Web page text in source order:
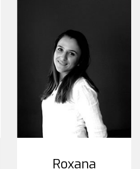
Roxana